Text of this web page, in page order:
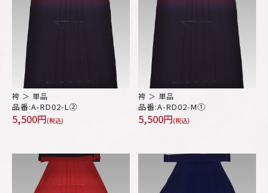
袴 ＞ 単品
品番:A-RD02-L②
5,500円(税込)
袴 ＞ 単品
品番:A-RD02-M①
5,500円(税込)